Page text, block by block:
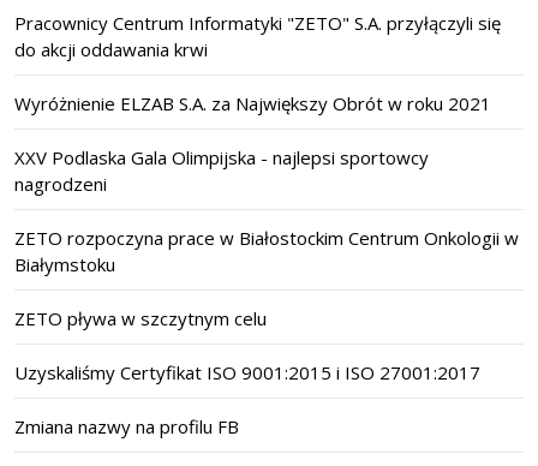
Pracownicy Centrum Informatyki "ZETO" S.A. przyłączyli się
do akcji oddawania krwi
Wyróżnienie ELZAB S.A. za Największy Obrót w roku 2021
XXV Podlaska Gala Olimpijska - najlepsi sportowcy
nagrodzeni
ZETO rozpoczyna prace w Białostockim Centrum Onkologii w
Białymstoku
ZETO pływa w szczytnym celu
Uzyskaliśmy Certyfikat ISO 9001:2015 i ISO 27001:2017
Zmiana nazwy na profilu FB